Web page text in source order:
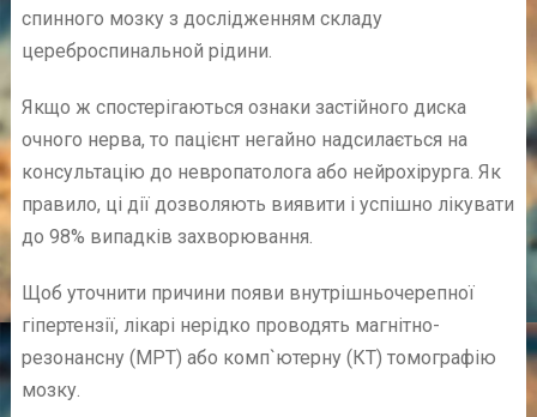
спинного мозку з дослідженням складу
цереброспинальной рідини.
Якщо ж спостерігаються ознаки застійного диска
очного нерва, то пацієнт негайно надсилається на
консультацію до невропатолога або нейрохірурга. Як
правило, ці дії дозволяють виявити і успішно лікувати
до 98% випадків захворювання.
Щоб уточнити причини появи внутрішньочерепної
гіпертензії, лікарі нерідко проводять магнітно-
резонансну (МРТ) або комп`ютерну (КТ) томографію
мозку.